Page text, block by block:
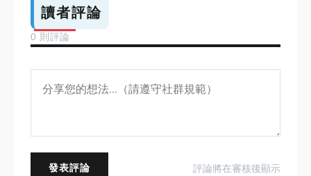
讀者評論
0 則評論
發表評論 評論將在審核後顯示